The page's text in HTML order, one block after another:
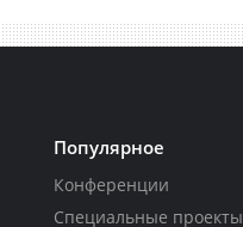
Популярное
Конференции
Специальные проекты